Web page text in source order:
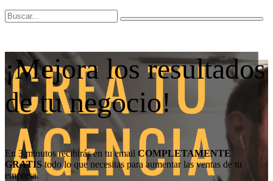
¡Mejora los resultados
de tu negocio!
En 3 minutos recibirás en tu email COMPLETAMENTE
GRATIS todo lo que necesitas para aumentar las ventas de tu
empresa.